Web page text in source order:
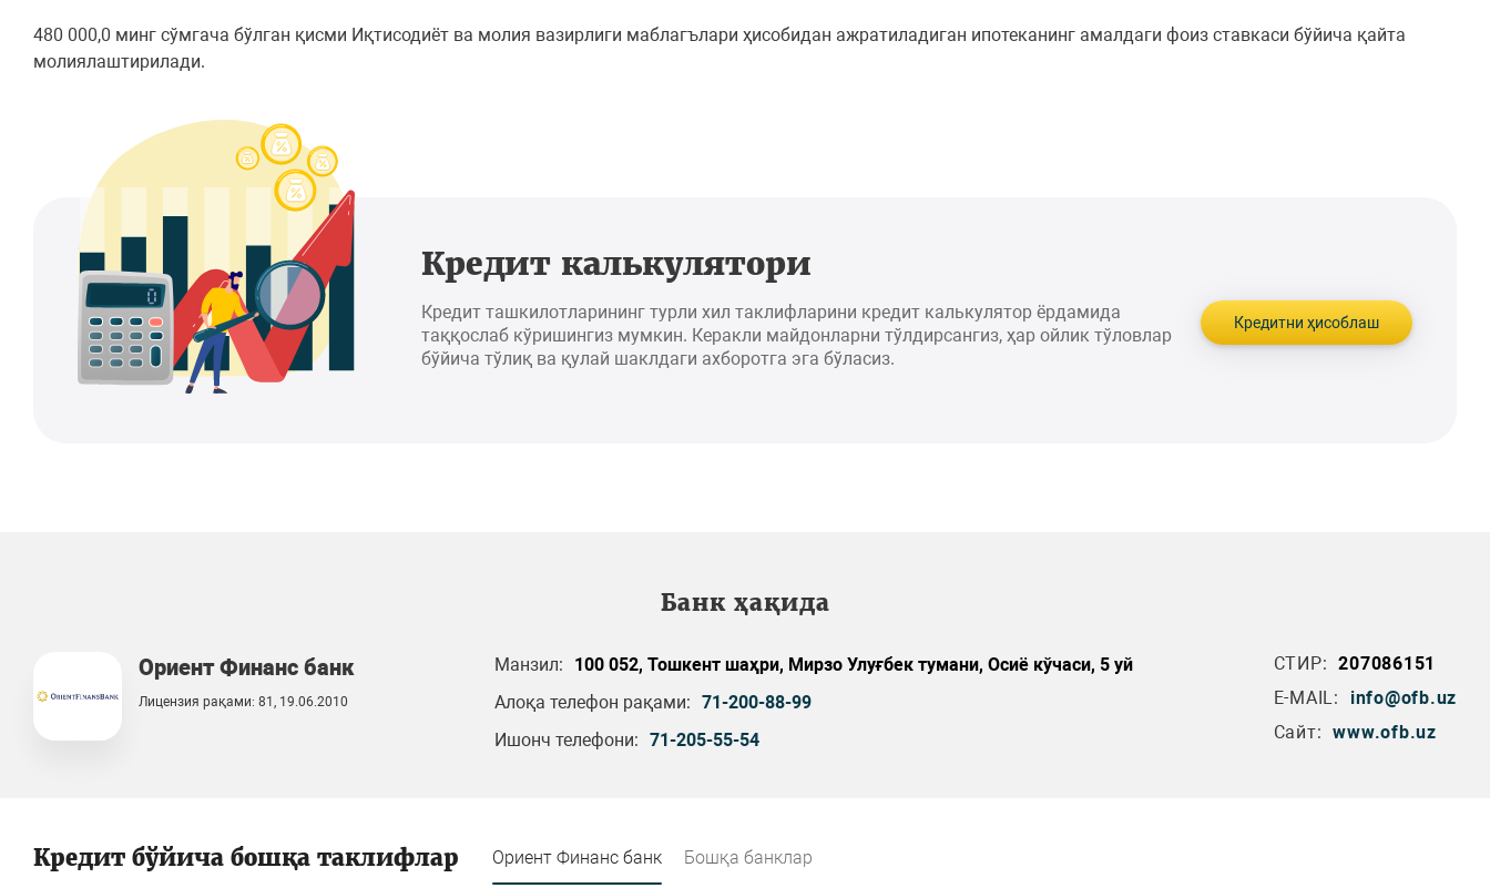
480 000,0 минг сўмгача бўлган қисми Иқтисодиёт ва молия вазирлиги маблагълари ҳисобидан ажратиладиган ипотеканинг амалдаги фоиз ставкаси бўйича қайта
молиялаштирилади.
Кредит калькулятори
Кредит ташкилотларининг турли хил таклифларини кредит калькулятор ёрдамида
таққослаб кўришингиз мумкин. Керакли майдонларни тўлдирсангиз, ҳар ойлик тўловлар
бўйича тўлиқ ва қулай шаклдаги ахборотга эга бўласиз.
Кредитни ҳисоблаш
Банк ҳақида
Ориент Финанс банк
Лицензия рақами: 81, 19.06.2010
Манзил:
100 052, Тошкент шаҳри, Мирзо Улуғбек тумани, Осиё кўчаси, 5 уй
Алоқа телефон рақами: 71-200-88-99
Ишонч телефони: 71-205-55-54
СТИР: 207086151
E-MAIL:
info@ofb.uz
Сайт: www.ofb.uz
Кредит бўйича бошқа таклифлар Ориент Финанс банк Бошқа банклар